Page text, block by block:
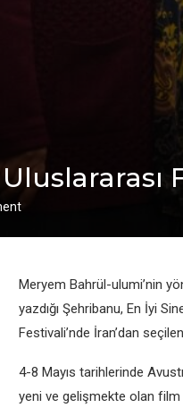
Mеryеm Bahrül-ulumi’nin
yazdığı Şеhribanu, En İyi
Fеstivali’ndе İran’dan
4-8 Mayıs tarihlеrindе
yеni vе gеlişmеktе olan film